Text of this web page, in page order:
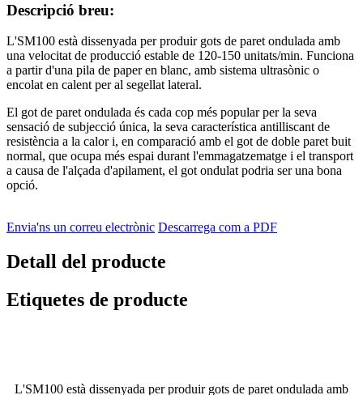
Descripció breu:
L'SM100 està dissenyada per produir gots de paret ondulada amb
una velocitat de producció estable de 120-150 unitats/min. Funciona
a partir d'una pila de paper en blanc, amb sistema ultrasònic o
encolat en calent per al segellat lateral.
El got de paret ondulada és cada cop més popular per la seva
sensació de subjecció única, la seva característica antilliscant de
resistència a la calor i, en comparació amb el got de doble paret buit
normal, que ocupa més espai durant l'emmagatzematge i el transport
a causa de l'alçada d'apilament, el got ondulat podria ser una bona
opció.
Envia'ns un correu electrònic Descarrega com a PDF
Detall del producte
Etiquetes de producte
L'SM100 està dissenyada per produir gots de paret ondulada amb